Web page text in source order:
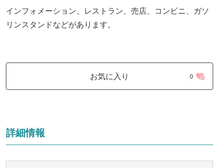
インフォメーション、レストラン、売店、コンビニ、ガソ
リンスタンドなどがあります。
お気に入り 0
詳細情報